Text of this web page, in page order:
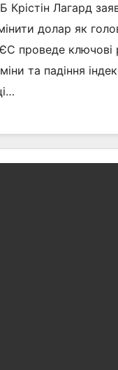
Крістін Лагард
долар як
проведе ключові
та падіння